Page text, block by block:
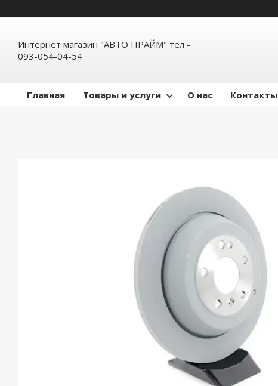
Интернет магазин "АВТО ПРАЙМ" тел -
093-054-04-54
Главная Товары и услуги О нас Контакты